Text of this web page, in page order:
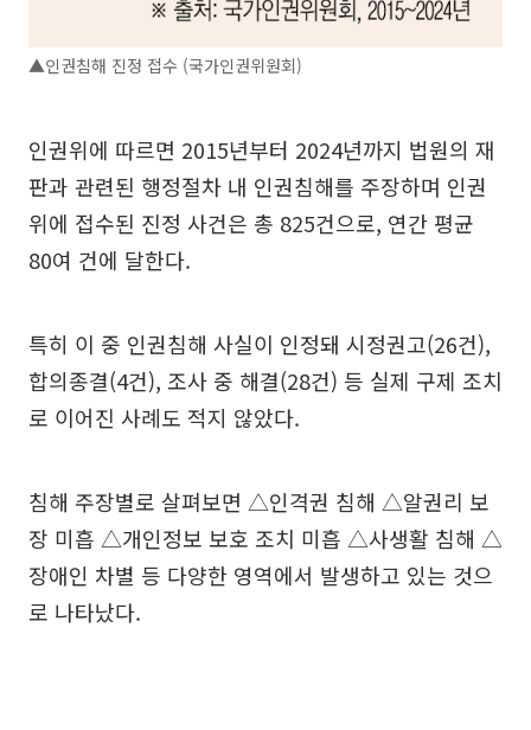
▲인권침해 진정 접수 (국가인권위원회)
인권위에 따르면 2015년부터 2024년까지 법원의 재
판과 관련된 행정절차 내 인권침해를 주장하며 인권
위에 접수된 진정 사건은 총 825건으로, 연간 평균
80여 건에 달한다.
특히 이 중 인권침해 사실이 인정돼 시정권고(26건),
합의종결(4건), 조사 중 해결(28건) 등 실제 구제 조치
로 이어진 사례도 적지 않았다.
침해 주장별로 살펴보면 △인격권 침해 △알권리 보
장 미흡 △개인정보 보호 조치 미흡 △사생활 침해 △
장애인 차별 등 다양한 영역에서 발생하고 있는 것으
로 나타났다.